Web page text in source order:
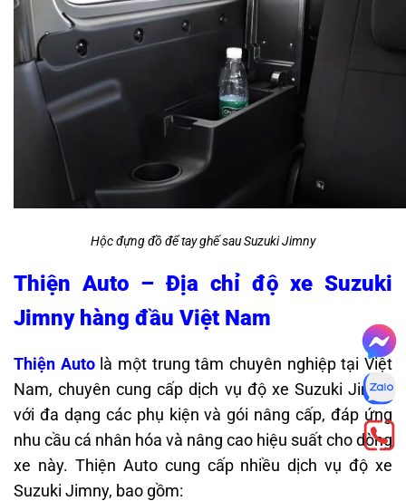
Hộc đựng đồ để tay ghế sau Suzuki Jimny
Thiện Auto – Địa chỉ độ xe Suzuki
Jimny hàng đầu Việt Nam
Thiện Autolà một trung tâm chuyên nghiệp tại Việt
Nam, chuyên cung cấp dịch vụ độ xe Suzuki Jimny
với đa dạng các phụ kiện và gói nâng cấp, đáp ứng
nhu cầu cá nhân hóa và nâng cao hiệu suất cho dòng
xe này. Thiện Auto cung cấp nhiều dịch vụ độ xe
Suzuki Jimny, bao gồm: